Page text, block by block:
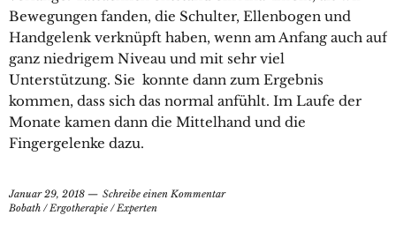
Bewegungen fanden, die Schulter, Ellenbogen und
Handgelenk verknüpft haben, wenn am Anfang auch auf
ganz niedrigem Niveau und mit sehr viel
Unterstützung. Sie konnte dann zum Ergebnis
kommen, dass sich das normal anfühlt. Im Laufe der
Monate kamen dann die Mittelhand und die
Fingergelenke dazu.
Januar 29, 2018
Schreibe einen Kommentar
Bobath /Ergotherapie /Experten